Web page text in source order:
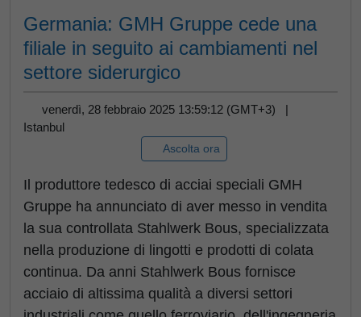
Germania: GMH Gruppe cede una
filiale in seguito ai cambiamenti nel
settore siderurgico
venerdì, 28 febbraio 2025 13:59:12 (GMT+3) |
Istanbul
Ascolta ora
Il produttore tedesco di acciai speciali GMH
Gruppe ha annunciato di aver messo in vendita
la sua controllata Stahlwerk Bous, specializzata
nella produzione di lingotti e prodotti di colata
continua. Da anni Stahlwerk Bous fornisce
acciaio di altissima qualità a diversi settori